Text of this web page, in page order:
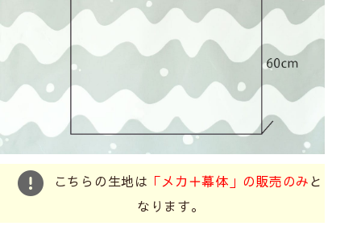
こちらの生地は 「メカ＋幕体」の販売のみと
なります。